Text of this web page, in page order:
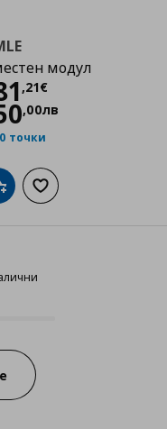
модул
,21€
,00лв
точки
в кошницата
Добави към